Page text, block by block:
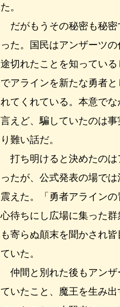
た。
だがもうその秘密も秘密
った。国民はアンザーツ
途切れたことを知ってい
でアラインを新たな勇者
れてくれている。本意で
言えど、騙していたのは
り難い話だ。
打ち明けると決めたのは
ったが、公式発表の場で
震えた。「勇者アライン
心待ちにし広場に集った
も寄らぬ顛末を聞かされ
ていた。
仲間と別れた後もアンザ
ていたこと、魔王を生み